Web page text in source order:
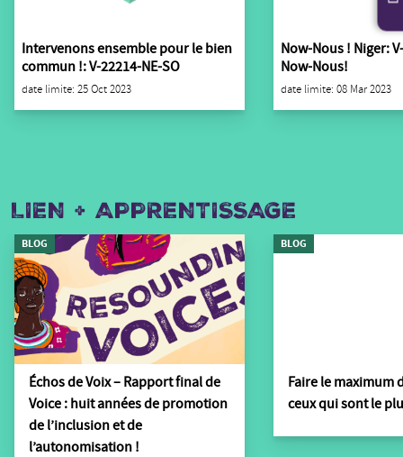
Intervenons ensemble pour le bien
commun !: V-22214-NE-SO
date limite: 25 Oct 2023
Now-Nous ! Niger:
Now-Nous!
date limite: 08 Mar 2023
LIEN + APPRENTISSAGE
BLOG
Échos de Voix – Rapport final de
Voice : huit années de promotion
de l’inclusion et de
l’autonomisation !
BLOG
Faire le maximum
ceux qui sont le